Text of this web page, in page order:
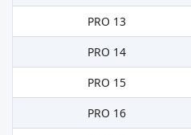
PRO 13
PRO 14
PRO 15
PRO 16